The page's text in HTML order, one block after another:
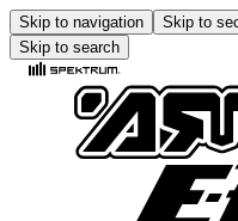
Skip to navigation Skip to
Skip to search